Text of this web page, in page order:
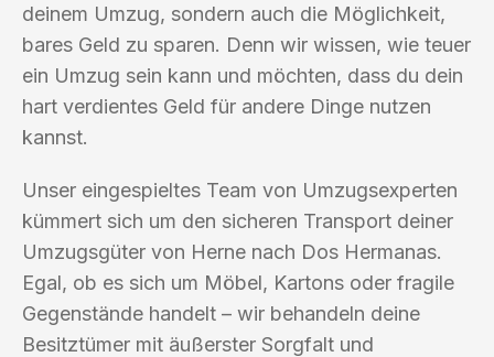
deinem Umzug, sondern auch die Möglichkeit,
bares Geld zu sparen. Denn wir wissen, wie teuer
ein Umzug sein kann und möchten, dass du dein
hart verdientes Geld für andere Dinge nutzen
kannst.
Unser eingespieltes Team von Umzugsexperten
kümmert sich um den sicheren Transport deiner
Umzugsgüter von Herne nach Dos Hermanas.
Egal, ob es sich um Möbel, Kartons oder fragile
Gegenstände handelt – wir behandeln deine
Besitztümer mit äußerster Sorgfalt und